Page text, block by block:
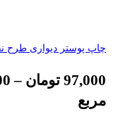
چاپ پوستر دیواری طرح
97,000 تومان –
مربع